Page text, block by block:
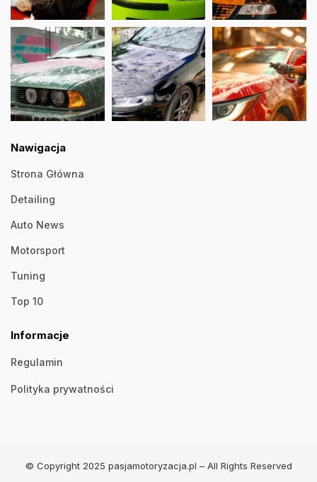
Nawigacja
Strona Główna
Detailing
Auto News
Motorsport
Tuning
Top 10
Informacje
Regulamin
Polityka prywatności
© Copyright 2025 pasjamotoryzacja.pl – All Rights Reserved